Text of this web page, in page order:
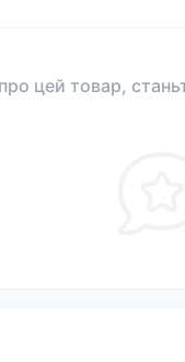
цей товар,